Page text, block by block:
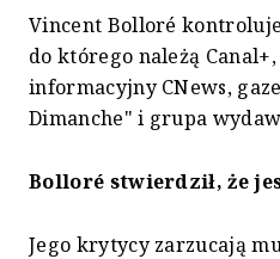
Vincent Bolloré
do którego należą
informacyjny CNews,
Dimanche" i grupa
Bolloré stwierdził, że
Jego krytycy zarzucają